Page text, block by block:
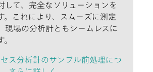
して、完全なソリューションを
。これにより、スムーズに測定
現場の分析計ともシームレスに
セス分析計のサンプル前処理につ